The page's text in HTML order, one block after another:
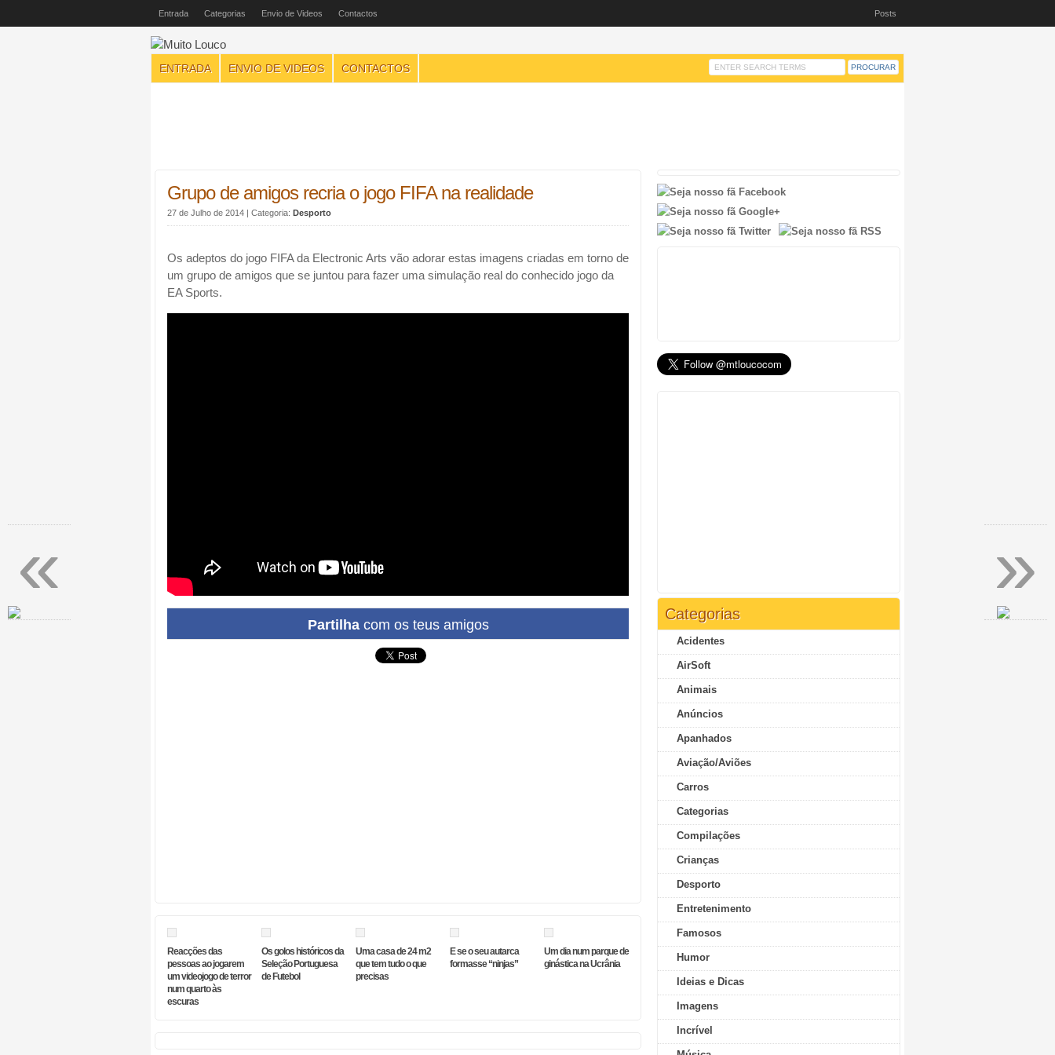
Entrada Categorias Envio de Videos Contactos Posts
ENTRADA ENVIO DE VIDEOS CONTACTOS
Grupo de amigos recria o jogo FIFA na realidade
27 de Julho de 2014 | Categoria: Desporto
Os adeptos do jogo FIFA da Electronic Arts vão adorar estas imagens criadas em torno de
um grupo de amigos que se juntou para fazer uma simulação real do conhecido jogo da
EA Sports.
Partilhacom os teus amigos
Reacções das
pessoas ao jogarem
um videojogo de terror
num quarto às
escuras
Os golos históricos da
Seleção Portuguesa
de Futebol
Uma casa de 24 m2
que tem tudo o que
precisas
E se o seu autarca
formasse “ninjas”
Um dia num parque de
ginástica na Ucrânia
Categorias
Acidentes
AirSoft
Animais
Anúncios
Apanhados
Aviação/Aviões
Carros
Categorias
Compilações
Crianças
Desporto
Entretenimento
Famosos
Humor
Ideias e Dicas
Imagens
Incrível
»
«